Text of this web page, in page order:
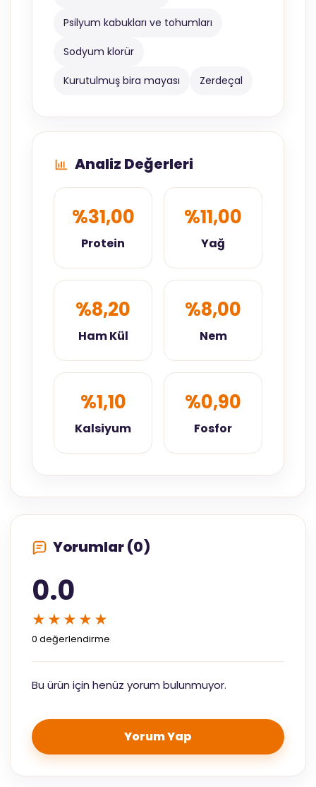
Psilyum kabukları ve tohumları
Sodyum klorür
Kurutulmuş bira mayası Zerdeçal
Analiz Değerleri
%31,00
Protein
%11,00
Yağ
%8,20
Ham Kül
%8,00
Nem
%1,10
Kalsiyum
%0,90
Fosfor
Yorumlar (0)
0.0
★★★★★
0 değerlendirme
Bu ürün için henüz yorum bulunmuyor.
Yorum Yap